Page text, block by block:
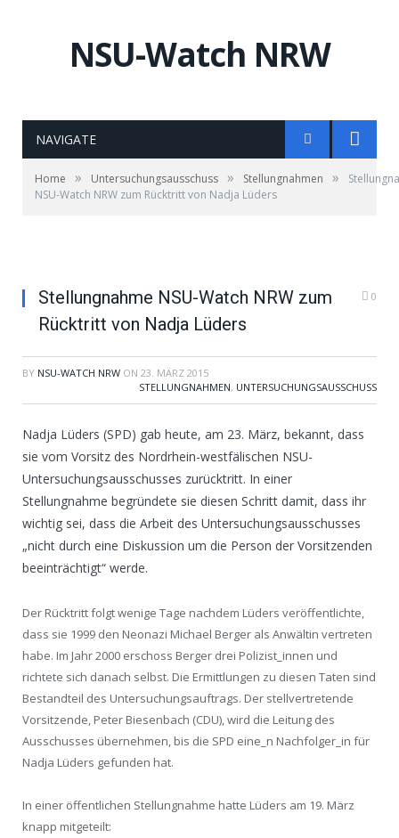
NSU-Watch NRW
NAVIGATE
Home » Untersuchungsausschuss » Stellungnahmen »
NSU-Watch NRW zum Rücktritt von Nadja Lüders
Stellungnahme NSU-Watch NRW zum
Rücktritt von Nadja Lüders
0
BY NSU-WATCH NRW ON 23. MÄRZ 2015
STELLUNGNAHMEN, UNTERSUCHUNGSAUSSCHUSS
Nadja Lüders (SPD) gab heute, am 23. März, bekannt, dass
sie vom Vorsitz des Nordrhein-westfälischen NSU-
Untersuchungsausschusses zurücktritt. In einer
Stellungnahme begründete sie diesen Schritt damit, dass ihr
wichtig sei, dass die Arbeit des Untersuchungsausschusses
„nicht durch eine Diskussion um die Person der Vorsitzenden
beeinträchtigt“ werde.
Der Rücktritt folgt wenige Tage nachdem Lüders veröffentlichte,
dass sie 1999 den Neonazi Michael Berger als Anwältin vertreten
habe. Im Jahr 2000 erschoss Berger drei Polizist_innen und
richtete sich danach selbst. Die Ermittlungen zu diesen Taten sind
Bestandteil des Untersuchungsauftrags. Der stellvertretende
Vorsitzende, Peter Biesenbach (CDU), wird die Leitung des
Ausschusses übernehmen, bis die SPD eine_n Nachfolger_in für
Nadja Lüders gefunden hat.
In einer öffentlichen Stellungnahme hatte Lüders am 19. März
knapp mitgeteilt: